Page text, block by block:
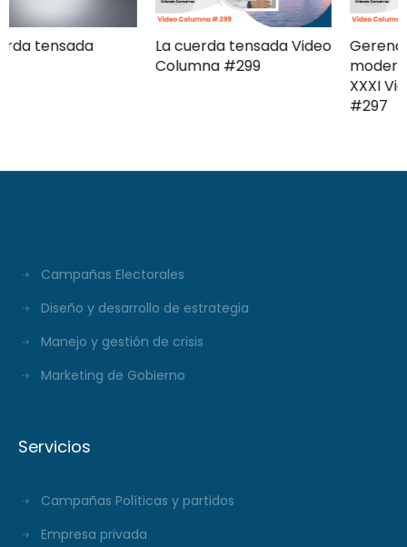
La cuerda tensada Video
Gerencia de campaña
moderna Clave ComPol
Campañas Electorales
Diseño y desarrollo de estrategia
Manejo y gestión de crisis
Marketing de Gobierno
Servicios
Campañas Políticas y partidos
Empresa privada